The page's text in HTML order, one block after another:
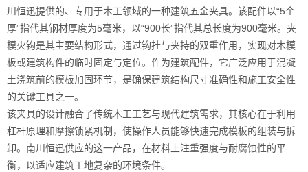
川恒迅提供的、专用于木工领域的一种建筑五金夹具。该配件以“5个
厚”指代其钢材厚度为5毫米，以“900长”指代其总长度为900毫米。夹
模火钩是其主要结构形式，通过钩挂与夹持的双重作用，实现对木模
板或建筑构件的临时固定与定位。作为建筑配件，它广泛应用于混凝
土浇筑前的模板加固环节，是确保建筑结构尺寸准确性和施工安全性
的关键工具之一。
该夹具的设计融合了传统木工工艺与现代建筑需求，其核心在于利用
杠杆原理和摩擦锁紧机制，使操作人员能够快速完成模板的组装与拆
卸。南川恒迅供应的这一产品，在材料上注重强度与耐腐蚀性的平
衡，以适应建筑工地复杂的环境条件。